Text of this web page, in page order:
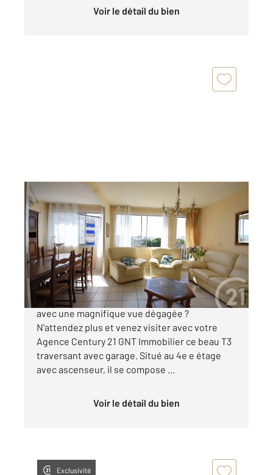
Voir le détail du bien
VICHY 03
68,03 m , 3 pièces
Ref : 1945
Appartement F3 à vendre
105 500 €
Vous recherchez un appartement sans travaux
avec une magnifique vue dégagée ?
N'attendez plus et venez visiter avec votre
Agence Century 21 GNT Immobilier ce beau T3
traversant avec garage. Situé au 4e e étage
avec ascenseur, il se compose ...
Voir le détail du bien
Exclusivité